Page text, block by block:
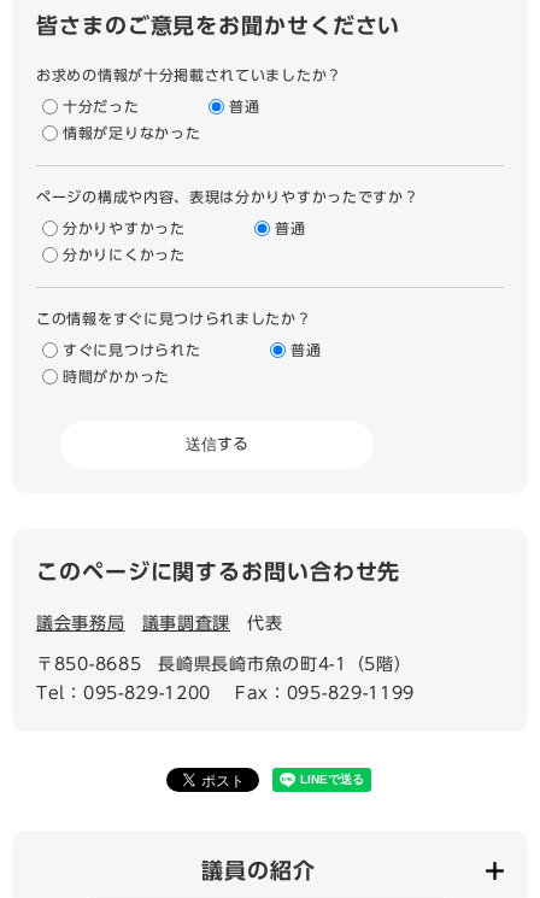
皆さまのご意見をお聞かせください
お求めの情報が十分掲載されていましたか？
十分だった
普通
情報が足りなかった
ページの構成や内容、表現は分かりやすかったですか？
分かりやすかった
普通
分かりにくかった
この情報をすぐに見つけられましたか？
すぐに見つけられた
普通
時間がかかった
このページに関するお問い合わせ先
議会事務局 議事調査課 代表
〒850-8685
長崎県長崎市魚の町4-1（5階）
Tel：095-829-1200
Fax：095-829-1199
議員の紹介